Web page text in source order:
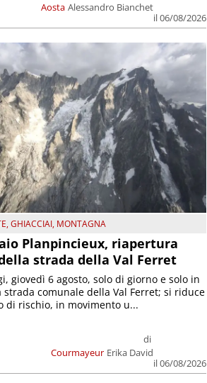
Aosta Alessandro Bianchet
il 06/08/2026
,GHIACCIAI, MONTAGNA
Planpincieux, riapertura
strada della Val Ferret
Courmayeur
di
Erika David
il 06/08/2026
giovedì 6 agosto, solo di giorno e solo in
strada comunale della Val Ferret; si riduce
di rischio, in movimento u...